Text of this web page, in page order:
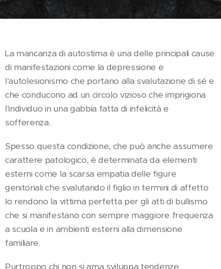
La mancanza di autostima è una delle principali cause
di manifestazioni come la depressione e
l'autolesionismo che portano alla svalutazione di sé e
che conducono ad un circolo vizioso che imprigiona
l'individuo in una gabbia fatta di infelicità e
sofferenza.
Spesso questa condizione, che può anche assumere
carattere patologico, è determinata da elementi
esterni come la scarsa empatia delle figure
genitoriali che svalutando il figlio in termini di affetto
lo rendono la vittima perfetta per gli atti di bullismo
che si manifestano con sempre maggiore frequenza
a scuola e in ambienti esterni alla dimensione
familiare.
Purtroppo chi non si ama sviluppa tendenze